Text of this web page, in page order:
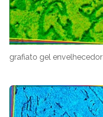
grafiato gel envelhecedor